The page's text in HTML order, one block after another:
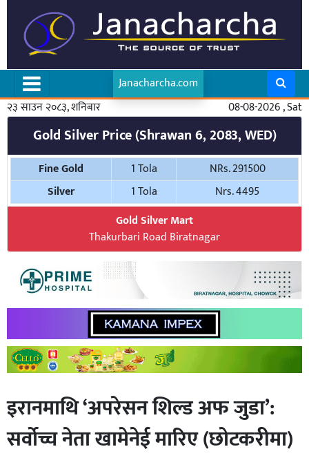
Janacharcha.com
२३ साउन २०८३, शनिबार
08-08-2026 , Sat
Gold Silver Price (Shrawan 6, 2083, WED)
Fine Gold 1 Tola
NRs. 291500
Silver
1 Tola
Nrs. 4495
Gold Silver Mart
Thakurbari Road Biratnagar
इरानमाथि ‘अपरेसन शिल्ड अफ जुडा’:
सर्वोच्च नेता खामेनेई मारिए (छाेटकरीमा)